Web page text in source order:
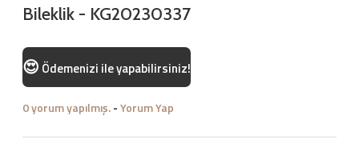
Bileklik - KG20230337
😍 Ödemenizi ile yapabilirsiniz!
0 yorum yapılmış.-Yorum Yap